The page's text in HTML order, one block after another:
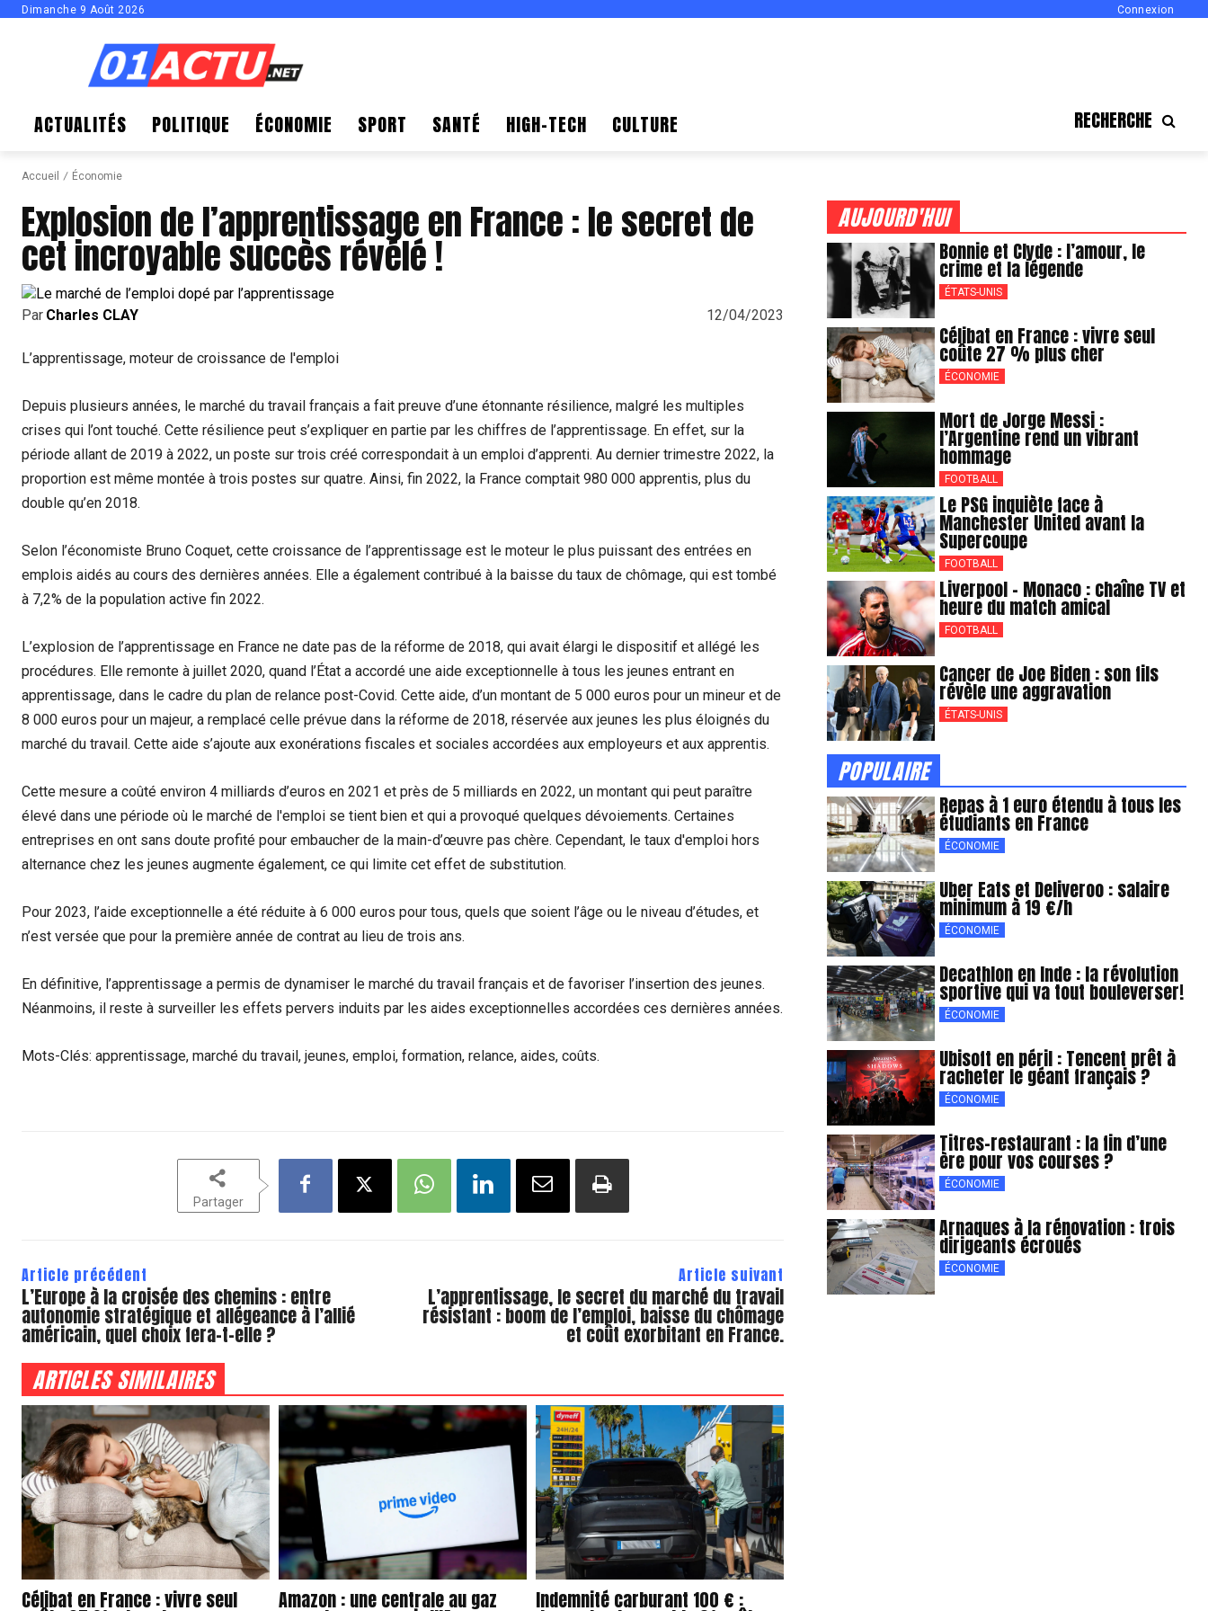
Dimanche 9 Août 2026 Connexion
ACTUALITÉS POLITIQUE ÉCONOMIE SPORT SANTÉ HIGH-TECH CULTURE RECHERCHE
Accueil Économie
Explosion de l’apprentissage en France : le secret de
cet incroyable succès révélé !
12/04/2023
Par Charles CLAY
L’apprentissage, moteur de croissance de l'emploi
Depuis plusieurs années, le marché du travail français a fait preuve d’une étonnante résilience, malgré les multiples
crises qui l’ont touché. Cette résilience peut s’expliquer en partie par les chiffres de l’apprentissage. En effet, sur la
période allant de 2019 à 2022, un poste sur trois créé correspondait à un emploi d’apprenti. Au dernier trimestre 2022, la
proportion est même montée à trois postes sur quatre. Ainsi, fin 2022, la France comptait 980 000 apprentis, plus du
double qu’en 2018.
Selon l’économiste Bruno Coquet, cette croissance de l’apprentissage est le moteur le plus puissant des entrées en
emplois aidés au cours des dernières années. Elle a également contribué à la baisse du taux de chômage, qui est tombé
à 7,2% de la population active fin 2022.
L’explosion de l’apprentissage en France ne date pas de la réforme de 2018, qui avait élargi le dispositif et allégé les
procédures. Elle remonte à juillet 2020, quand l’État a accordé une aide exceptionnelle à tous les jeunes entrant en
apprentissage, dans le cadre du plan de relance post-Covid. Cette aide, d’un montant de 5 000 euros pour un mineur et de
8 000 euros pour un majeur, a remplacé celle prévue dans la réforme de 2018, réservée aux jeunes les plus éloignés du
marché du travail. Cette aide s’ajoute aux exonérations fiscales et sociales accordées aux employeurs et aux apprentis.
Cette mesure a coûté environ 4 milliards d’euros en 2021 et près de 5 milliards en 2022, un montant qui peut paraître
élevé dans une période où le marché de l'emploi se tient bien et qui a provoqué quelques dévoiements. Certaines
entreprises en ont sans doute profité pour embaucher de la main-d’œuvre pas chère. Cependant, le taux d'emploi hors
alternance chez les jeunes augmente également, ce qui limite cet effet de substitution.
Pour 2023, l’aide exceptionnelle a été réduite à 6 000 euros pour tous, quels que soient l’âge ou le niveau d’études, et
n’est versée que pour la première année de contrat au lieu de trois ans.
En définitive, l’apprentissage a permis de dynamiser le marché du travail français et de favoriser l’insertion des jeunes.
Néanmoins, il reste à surveiller les effets pervers induits par les aides exceptionnelles accordées ces dernières années.
Mots-Clés: apprentissage, marché du travail, jeunes, emploi, formation, relance, aides, coûts.
Partager
Article précédent
L’Europe à la croisée des chemins : entre
autonomie stratégique et allégeance à l’allié
américain, quel choix fera-t-elle ?
Article suivant
L’apprentissage, le secret du marché du travail
résistant : boom de l’emploi, baisse du chômage
et coût exorbitant en France.
ARTICLES SIMILAIRES
Célibat en France : vivre seul Amazon : une centrale au gaz Indemnité carburant 100 € :
AUJOURD'HUI
Bonnie et Clyde : l’amour, le
crime et la légende
ÉTATS-UNIS
Célibat en France : vivre seul
coûte 27 % plus cher
ÉCONOMIE
Mort de Jorge Messi :
l’Argentine rend un vibrant
hommage
FOOTBALL
Le PSG inquiète face à
Manchester United avant la
Supercoupe
FOOTBALL
Liverpool – Monaco : chaîne TV et
heure du match amical
FOOTBALL
Cancer de Joe Biden : son fils
révèle une aggravation
ÉTATS-UNIS
POPULAIRE
Repas à 1 euro étendu à tous les
étudiants en France
ÉCONOMIE
Uber Eats et Deliveroo : salaire
minimum à 19 €/h
ÉCONOMIE
Decathlon en Inde : la révolution
sportive qui va tout bouleverser!
ÉCONOMIE
Ubisoft en péril : Tencent prêt à
racheter le géant français ?
ÉCONOMIE
Titres-restaurant : la fin d’une
ère pour vos courses ?
ÉCONOMIE
Arnaques à la rénovation : trois
dirigeants écroués
ÉCONOMIE